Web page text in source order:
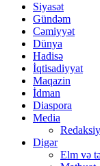
Siyasət
Gündəm
Cəmiyyət
Dünya
Hadisə
İqtisadiyyat
Maqazin
İdman
Diaspora
Media
Digər
Elm və